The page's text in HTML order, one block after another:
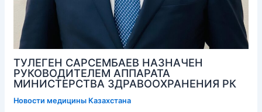
ТУЛЕГЕН САРСЕМБАЕВ НАЗНАЧЕН
РУКОВОДИТЕЛЕМ АППАРАТА
МИНИСТЕРСТВА ЗДРАВООХРАНЕНИЯ РК
Новости медицины Казахстана